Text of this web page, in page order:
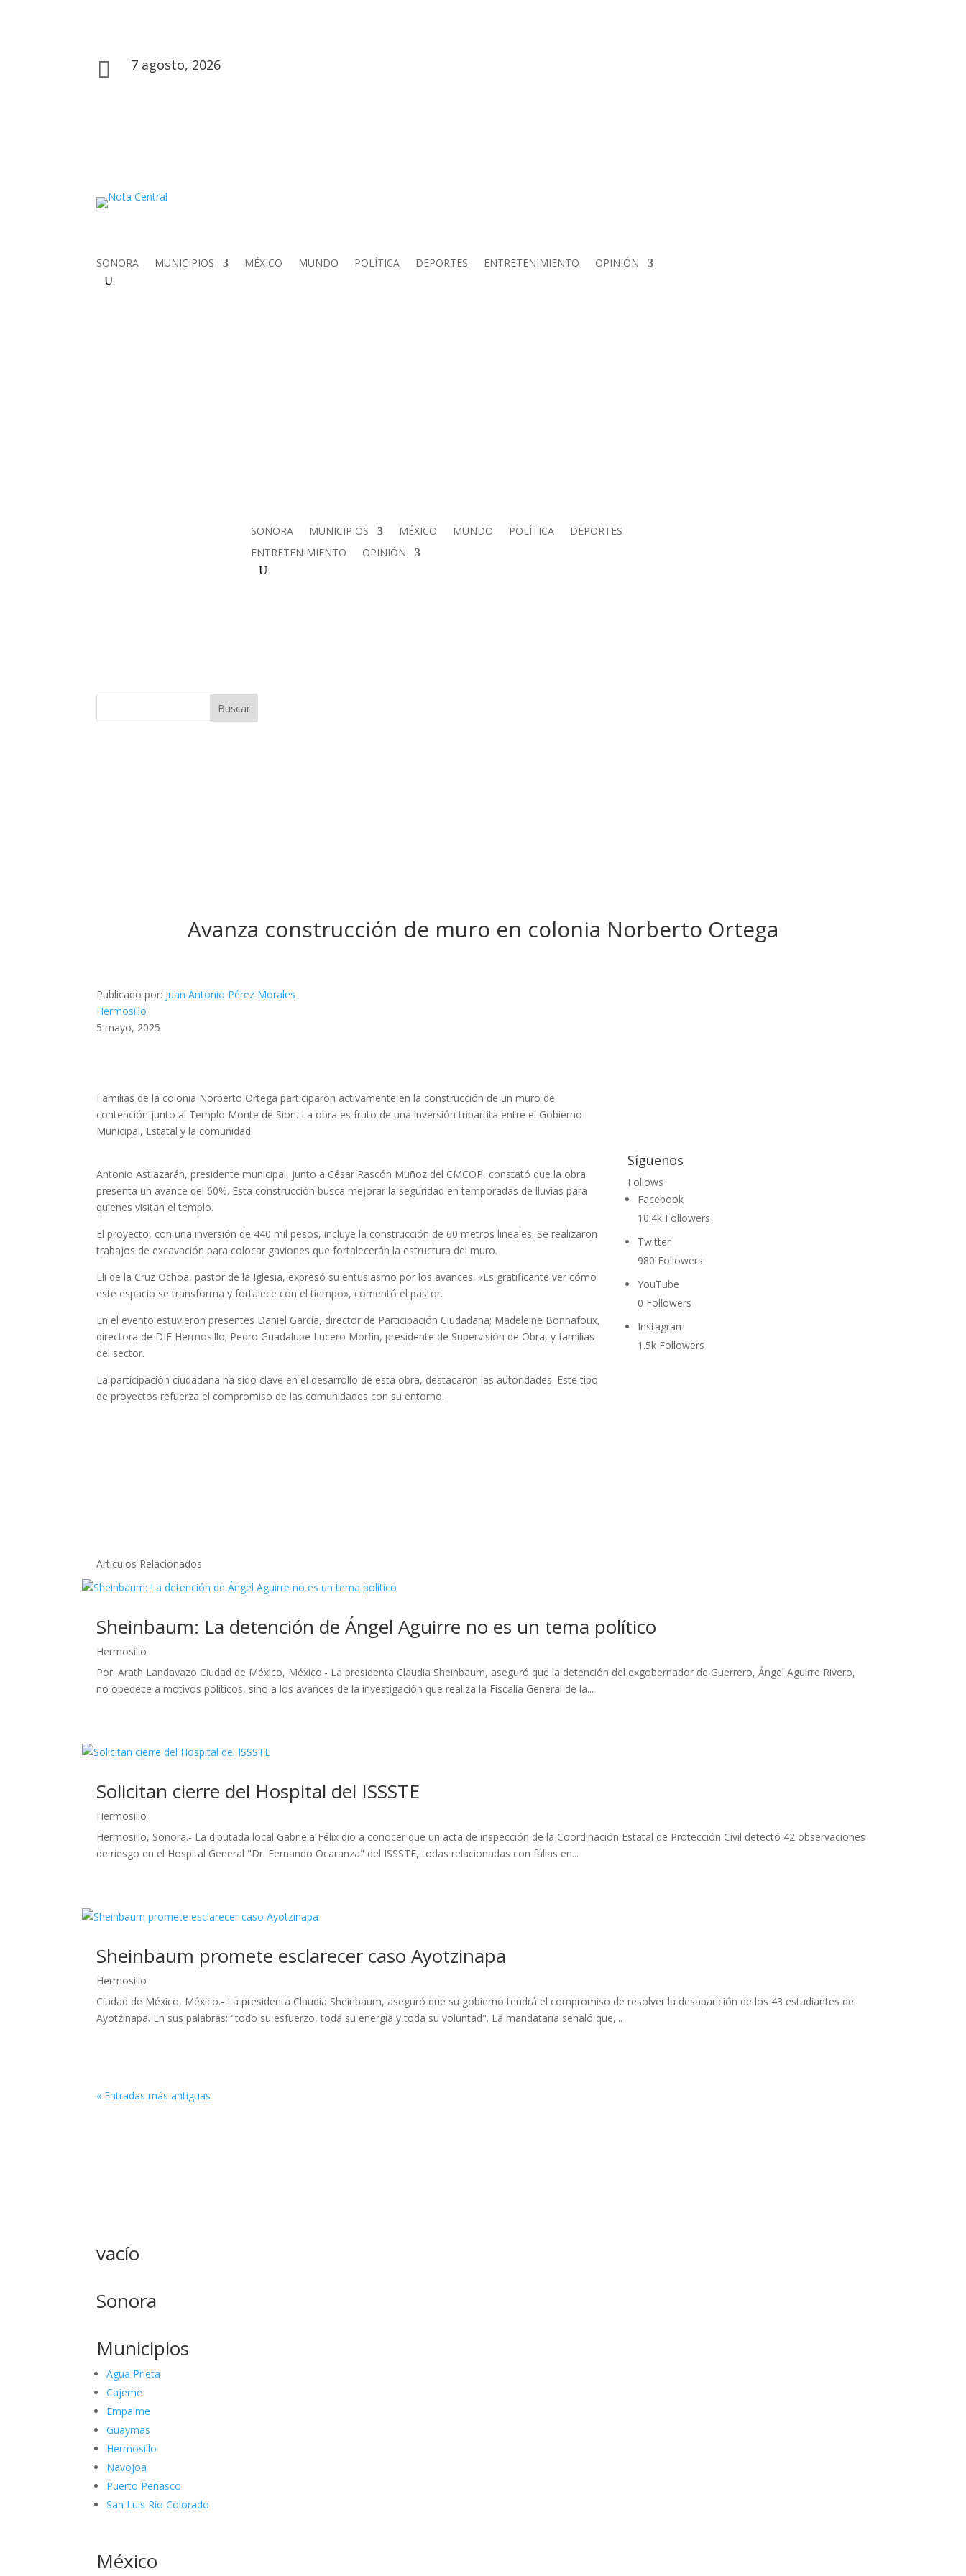
 7 agosto, 2026
SONORA MUNICIPIOS MÉXICO MUNDO POLÍTICA DEPORTES ENTRETENIMIENTO OPINIÓN
SONORA MUNICIPIOS MÉXICO MUNDO POLÍTICA
DEPORTES
ENTRETENIMIENTO
OPINIÓN
Buscar
Avanza construcción de muro en colonia Norberto Ortega
Publicado por: Juan Antonio Pérez Morales
Hermosillo
5 mayo, 2025
Familias de la colonia Norberto Ortega participaron activamente en la construcción de un muro de
contención junto al Templo Monte de Sion. La obra es fruto de una inversión tripartita entre el Gobierno
Municipal, Estatal y la comunidad.
Antonio Astiazarán, presidente municipal, junto a César Rascón Muñoz del CMCOP, constató que la obra
presenta un avance del 60%. Esta construcción busca mejorar la seguridad en temporadas de lluvias para
quienes visitan el templo.
El proyecto, con una inversión de 440 mil pesos, incluye la construcción de 60 metros lineales. Se realizaron
trabajos de excavación para colocar gaviones que fortalecerán la estructura del muro.
Eli de la Cruz Ochoa, pastor de la Iglesia, expresó su entusiasmo por los avances. «Es gratificante ver cómo
este espacio se transforma y fortalece con el tiempo», comentó el pastor.
En el evento estuvieron presentes Daniel García, director de Participación Ciudadana; Madeleine Bonnafoux,
directora de DIF Hermosillo; Pedro Guadalupe Lucero Morfin, presidente de Supervisión de Obra, y familias
del sector.
La participación ciudadana ha sido clave en el desarrollo de esta obra, destacaron las autoridades. Este tipo
de proyectos refuerza el compromiso de las comunidades con su entorno.
Síguenos
Follows
Facebook
10.4k Followers
Twitter
980 Followers
YouTube
0 Followers
Instagram
1.5k Followers
Artículos Relacionados
Sheinbaum: La detención de Ángel Aguirre no es un tema político
Hermosillo
Por: Arath Landavazo Ciudad de México, México.- La presidenta Claudia Sheinbaum, aseguró que la detención del exgobernador de Guerrero, Ángel Aguirre Rivero,
no obedece a motivos políticos, sino a los avances de la investigación que realiza la Fiscalía General de la...
Solicitan cierre del Hospital del ISSSTE
Hermosillo
Hermosillo, Sonora.- La diputada local Gabriela Félix dio a conocer que un acta de inspección de la Coordinación Estatal de Protección Civil detectó 42 observaciones
de riesgo en el Hospital General "Dr. Fernando Ocaranza" del ISSSTE, todas relacionadas con fallas en...
Sheinbaum promete esclarecer caso Ayotzinapa
Hermosillo
Ciudad de México, México.- La presidenta Claudia Sheinbaum, aseguró que su gobierno tendrá el compromiso de resolver la desaparición de los 43 estudiantes de
Ayotzinapa. En sus palabras: "todo su esfuerzo, toda su energía y toda su voluntad". La mandataria señaló que,...
« Entradas más antiguas
vacío
Sonora
Municipios
Agua Prieta
Cajeme
Empalme
Guaymas
Hermosillo
Navojoa
Puerto Peñasco
San Luis Río Colorado
México